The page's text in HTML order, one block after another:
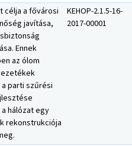
célja a fővárosi
javítása,
Ennek
az ólom
parti szűrési
hálózat egy
rekonstrukciója
KEHOP-2.1.5-16-
2017-00001